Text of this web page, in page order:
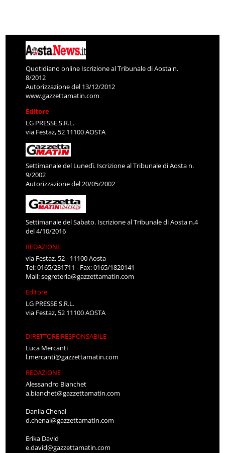
Quotidiano online Iscrizione al Tribunale di Aosta n.
8/2012
Autorizzazione del 13/12/2012
www.gazzettamatin.com
Editore
LG PRESSE S.R.L.
via Festaz, 52 11100 AOSTA
Settimanale del Lunedì. Iscrizione al Tribunale di Aosta n.
9/2002
Autorizzazione del 20/05/2002
Settimanale del Sabato. Iscrizione al Tribunale di Aosta n.4
del 4/10/2016
REDAZIONE
via Festaz, 52 - 11100 Aosta
Tel: 0165/231711 - Fax: 0165/1820141
Mail:segreteria@gazzettamatin.com
Editore
LG PRESSE S.R.L.
via Festaz, 52 11100 AOSTA
DIRETTORE RESPONSABILE
Luca Mercanti
l.mercanti@gazzettamatin.com
REDAZIONE
Alessandro Bianchet
a.bianchet@gazzettamatin.com
Danila Chenal
d.chenal@gazzettamatin.com
Erika David
e.david@gazzettamatin.com